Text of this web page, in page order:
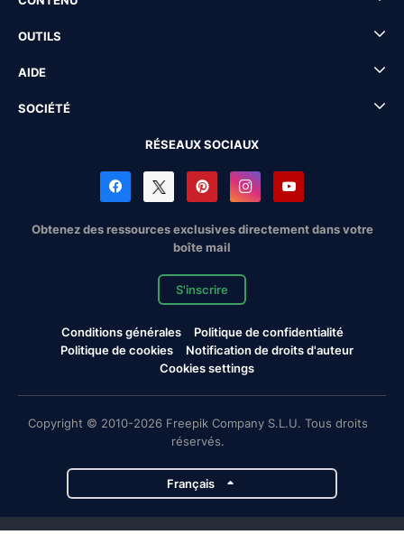
OUTILS
AIDE
SOCIÉTÉ
RÉSEAUX SOCIAUX
Obtenez des ressources exclusives directement dans votre
boîte mail
S'inscrire
Conditions générales
Politique de confidentialité
Politique de cookies
Notification de droits d'auteur
Cookies settings
Copyright © 2010-2026 Freepik Company S.L.U. Tous droits
réservés.
Français